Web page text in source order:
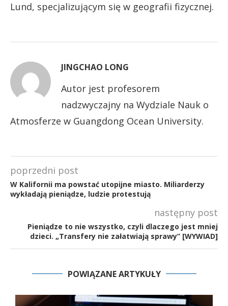
Lund, specjalizującym się w geografii fizycznej.
JINGCHAO LONG
Autor jest profesorem
nadzwyczajny na Wydziale Nauk o
Atmosferze w Guangdong Ocean University.
poprzedni post
W Kalifornii ma powstać utopijne miasto. Miliarderzy
wykładają pieniądze, ludzie protestują
następny post
Pieniądze to nie wszystko, czyli dlaczego jest mniej
dzieci. „Transfery nie załatwiają sprawy” [WYWIAD]
POWIĄZANE ARTYKUŁY